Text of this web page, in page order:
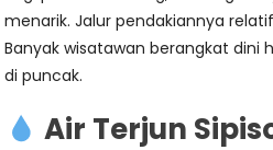
menarik. Jalur pendakiannya
Banyak wisatawan berangkat dini
di puncak.
Air Terjun